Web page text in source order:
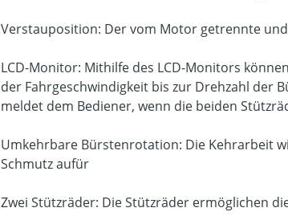
Verstauposition: Der vom Motor getrennte
LCD-Monitor: Mithilfe des LCD-Monitors
der Fahrgeschwindigkeit bis zur Drehzahl der
meldet dem Bediener, wenn die beiden
Umkehrbare Bürstenrotation: Die Kehrarbeit
Schmutz aufür
Zwei Stützräder: Die Stützräder ermöglichen